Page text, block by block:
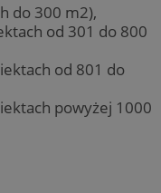
do 300 m2),
od 301 do 800
od 801 do
powyżej 1000